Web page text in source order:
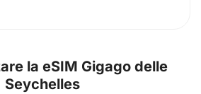
la eSIM Gigago delle
Seychelles